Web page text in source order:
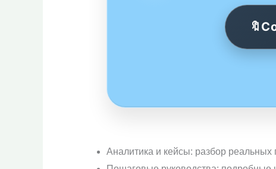
🔖
Аналитика и кейсы: разбор реальных